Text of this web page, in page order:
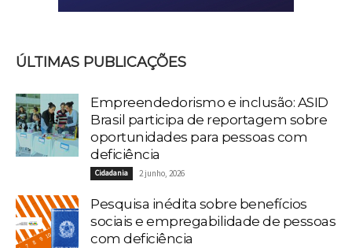
ÚLTIMAS PUBLICAÇÕES
Empreendedorismo e inclusão: ASID
Brasil participa de reportagem sobre
oportunidades para pessoas com
deficiência
Cidadania 2 junho, 2026
Pesquisa inédita sobre benefícios
sociais e empregabilidade de pessoas
com deficiência